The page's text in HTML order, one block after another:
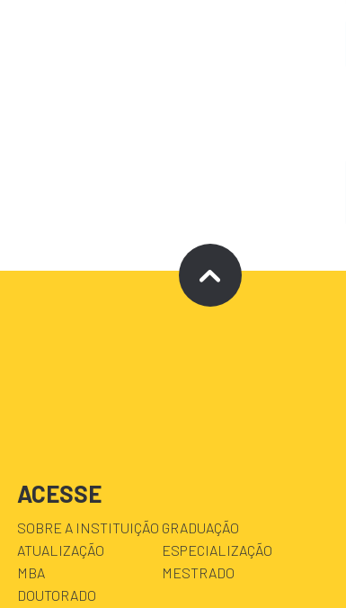
ACESSE
SOBRE A INSTITUIÇÃO GRADUAÇÃO
ATUALIZAÇÃO
ESPECIALIZAÇÃO
MBA
MESTRADO
DOUTORADO